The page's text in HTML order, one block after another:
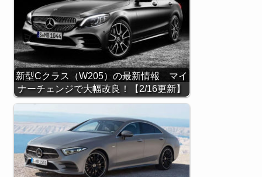
新型Cクラス（W205）の最新情報 マイ
ナーチェンジで大幅改良！【2/16更新】